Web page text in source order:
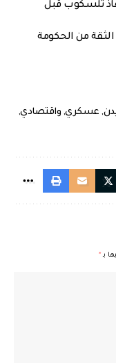
تلسكوب قبل
من الحكومة
, عسكري, واقتصادي,
بـ *